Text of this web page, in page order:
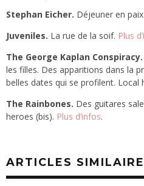
Stephan Eicher. Déjeuner en paix.
Juveniles. La rue de la soif. Plus
The George Kaplan Conspiracy.
les filles. Des apparitions dans la
belles dates qui se profilent. Local
The Rainbones. Des guitares
heroes (bis). Plus d’infos.
ARTICLES